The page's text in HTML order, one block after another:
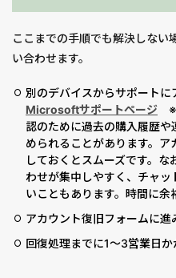
ここまでの手順でも解決しな
い合わせます。
別のデバイスからサポートに
Microsoftサポートページ ※
認のために過去の購入履歴
められることがあります。
しておくとスムーズです。
わせが集中しやすく、チャッ
いこともあります。時間に余
アカウント復旧フォームに
回復処理までに1〜3営業日